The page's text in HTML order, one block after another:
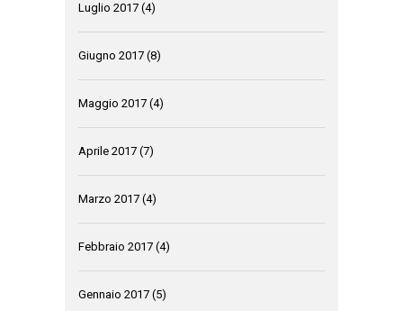
Luglio 2017 (4)
Giugno 2017 (8)
Maggio 2017 (4)
Aprile 2017 (7)
Marzo 2017 (4)
Febbraio 2017 (4)
Gennaio 2017 (5)